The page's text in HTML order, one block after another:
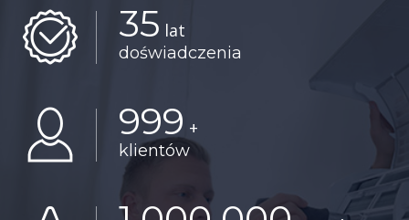
35 lat
doświadczenia
999 +
klientów